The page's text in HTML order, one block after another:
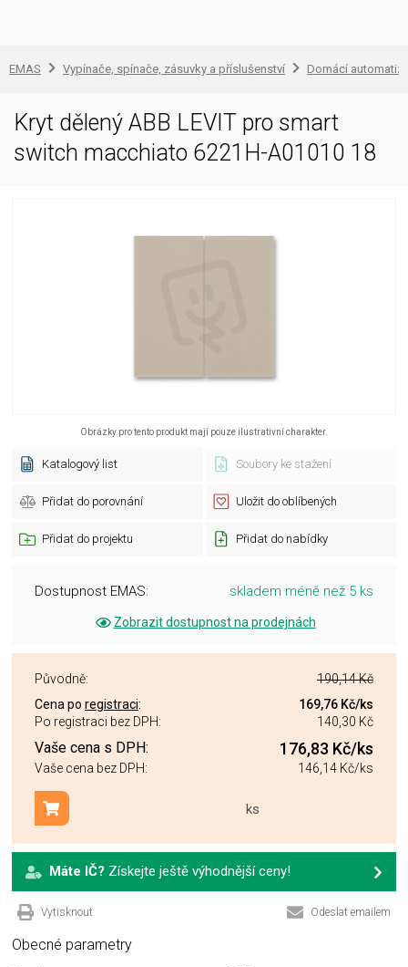
EMAS Vypínače, spínače, zásuvky a příslušenství Domácí
Kryt dělený ABB LEVIT pro smart
switch macchiato 6221H-A01010 18
Obrázky pro tento produkt mají pouze ilustrativní charakter.
Katalogový list Soubory ke stažení
Přidat do porovnání Uložit do oblíbených
Přidat do projektu Přidat do nabídky
Dostupnost EMAS: skladem méně než 5 ks
Zobrazit dostupnost na prodejnách
Původně:
190,14 Kč
Cena po registraci: 169,76 Kč/ks
Po registraci bez DPH:
140,30 Kč
Vaše cena s DPH: 176,83 Kč/ks
Vaše cena bez DPH: 146,14 Kč/ks
ks
Přidat do košíku
Máte IČ? Získejte ještě výhodnější ceny!
Vytisknout Odeslat emailem
Obecné parametry